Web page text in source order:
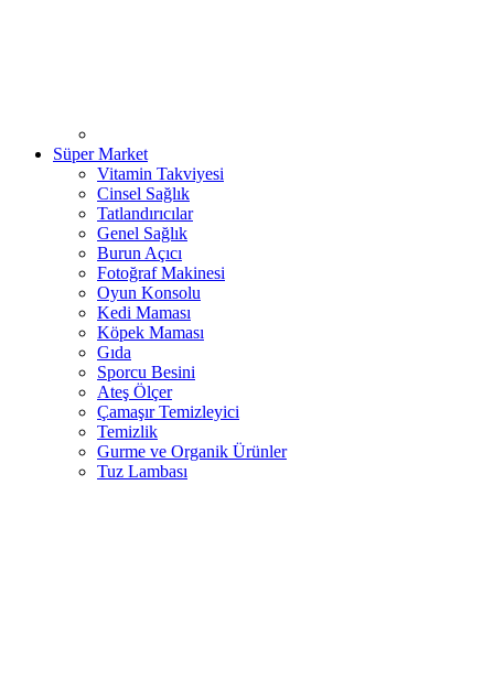
Süper Market
Vitamin Takviyesi
Cinsel Sağlık
Tatlandırıcılar
Genel Sağlık
Burun Açıcı
Fotoğraf Makinesi
Oyun Konsolu
Kedi Maması
Köpek Maması
Gıda
Sporcu Besini
Ateş Ölçer
Çamaşır Temizleyici
Temizlik
Gurme ve Organik Ürünler
Tuz Lambası